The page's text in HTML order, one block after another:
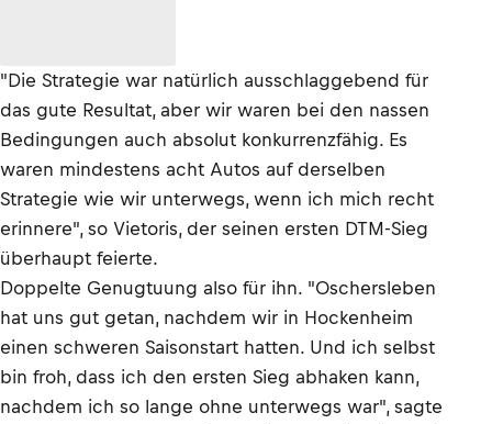
"Die Strategie war natürlich ausschlaggebend für
das gute Resultat, aber wir waren bei den nassen
Bedingungen auch absolut konkurrenzfähig. Es
waren mindestens acht Autos auf derselben
Strategie wie wir unterwegs, wenn ich mich recht
erinnere", so Vietoris, der seinen ersten DTM-Sieg
überhaupt feierte.
Doppelte Genugtuung also für ihn. "Oschersleben
hat uns gut getan, nachdem wir in Hockenheim
einen schweren Saisonstart hatten. Und ich selbst
bin froh, dass ich den ersten Sieg abhaken kann,
nachdem ich so lange ohne unterwegs war", sagte